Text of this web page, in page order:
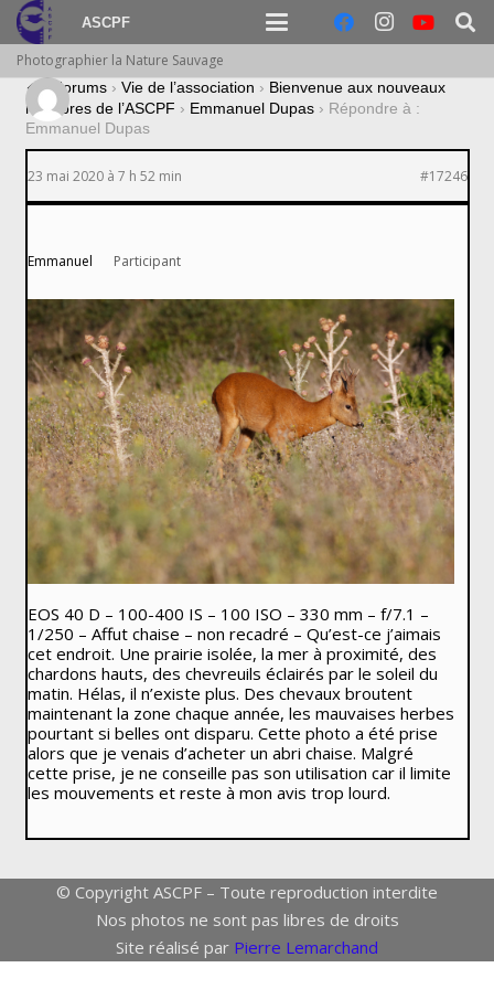
ASCPF
Photographier la Nature Sauvage
› Forums › Vie de l’association › Bienvenue aux nouveaux
membres de l’ASCPF › Emmanuel Dupas › Répondre à :
Emmanuel Dupas
23 mai 2020 à 7 h 52 min #17246
Emmanuel Participant
EOS 40 D – 100-400 IS – 100 ISO – 330 mm – f/7.1 –
1/250 – Affut chaise – non recadré – Qu’est-ce j’aimais
cet endroit. Une prairie isolée, la mer à proximité, des
chardons hauts, des chevreuils éclairés par le soleil du
matin. Hélas, il n’existe plus. Des chevaux broutent
maintenant la zone chaque année, les mauvaises herbes
pourtant si belles ont disparu. Cette photo a été prise
alors que je venais d’acheter un abri chaise. Malgré
cette prise, je ne conseille pas son utilisation car il limite
les mouvements et reste à mon avis trop lourd.
© Copyright ASCPF – Toute reproduction interdite
Nos photos ne sont pas libres de droits
Site réalisé par Pierre Lemarchand